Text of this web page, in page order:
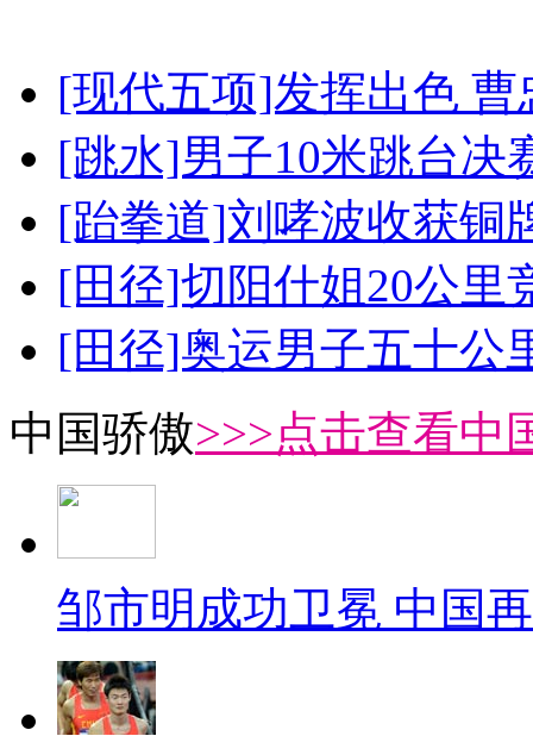
[现代五项]发挥出色
[跳水]男子10米跳台决
[跆拳道]刘哮波收获铜
[田径]切阳什姐20公里
[田径]奥运男子五十公
中国骄傲>>>点击查看中
邹市明成功卫冕 中国